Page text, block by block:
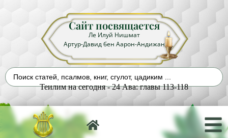
Сайт посвящается
Ле Илуй Нишмат
Артур-Давид бен Аарон-Андижан
Теилим на сегодня - 24 Ава: главы 113-118